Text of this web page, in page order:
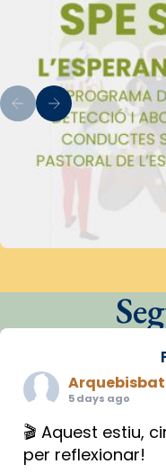
5 days ago
🎬 Aquest estiu,
per reflexionar!